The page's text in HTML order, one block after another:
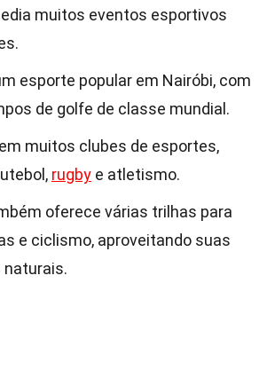
muitos eventos esportivos
esporte popular em Nairóbi, com
de golfe de classe mundial.
muitos clubes de esportes,
rugby e atletismo.
oferece várias trilhas para
e ciclismo, aproveitando suas
naturais.